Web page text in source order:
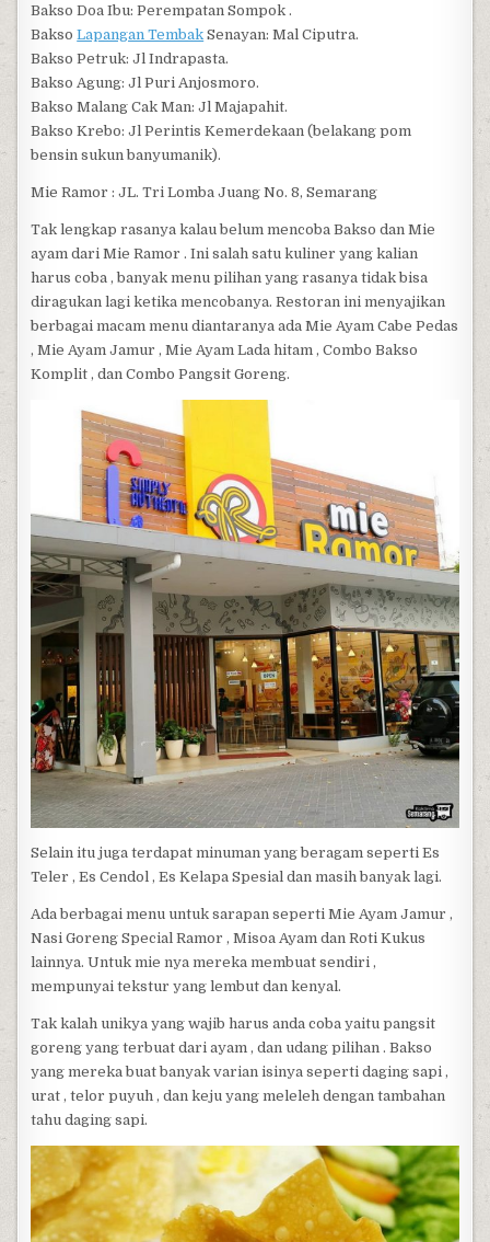
Bakso Doa Ibu: Perempatan Sompok .
BaksoLapangan Tembak Senayan: Mal Ciputra.
Bakso Petruk: Jl Indrapasta.
Bakso Agung: Jl Puri Anjosmoro.
Bakso Malang Cak Man: Jl Majapahit.
Bakso Krebo: Jl Perintis Kemerdekaan (belakang pom
bensin sukun banyumanik).
Mie Ramor : JL. Tri Lomba Juang No. 8, Semarang
Tak lengkap rasanya kalau belum mencoba Bakso dan Mie
ayam dari Mie Ramor . Ini salah satu kuliner yang kalian
harus coba , banyak menu pilihan yang rasanya tidak bisa
diragukan lagi ketika mencobanya. Restoran ini menyajikan
berbagai macam menu diantaranya ada Mie Ayam Cabe Pedas
, Mie Ayam Jamur , Mie Ayam Lada hitam , Combo Bakso
Komplit , dan Combo Pangsit Goreng.
Selain itu juga terdapat minuman yang beragam seperti Es
Teler , Es Cendol , Es Kelapa Spesial dan masih banyak lagi.
Ada berbagai menu untuk sarapan seperti Mie Ayam Jamur ,
Nasi Goreng Special Ramor , Misoa Ayam dan Roti Kukus
lainnya. Untuk mie nya mereka membuat sendiri ,
mempunyai tekstur yang lembut dan kenyal.
Tak kalah unikya yang wajib harus anda coba yaitu pangsit
goreng yang terbuat dari ayam , dan udang pilihan . Bakso
yang mereka buat banyak varian isinya seperti daging sapi ,
urat , telor puyuh , dan keju yang meleleh dengan tambahan
tahu daging sapi.